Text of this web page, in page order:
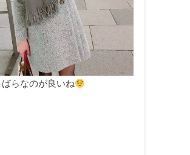
ばらなのが良いね